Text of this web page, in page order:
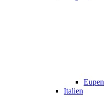
Eupen
Italien